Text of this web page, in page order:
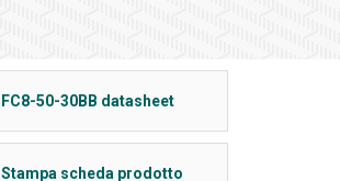
FC8-50-30BB datasheet
Stampa scheda prodotto